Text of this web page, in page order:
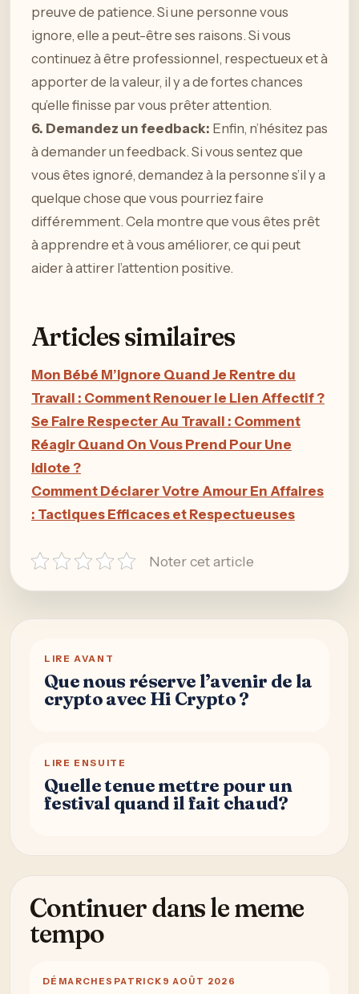
preuve de patience. Si une personne vous
ignore, elle a peut-être ses raisons. Si vous
continuez à être professionnel, respectueux et à
apporter de la valeur, il y a de fortes chances
qu’elle finisse par vous prêter attention.
6. Demandez un feedback: Enfin, n’hésitez pas
à demander un feedback. Si vous sentez que
vous êtes ignoré, demandez à la personne s’il y a
quelque chose que vous pourriez faire
différemment. Cela montre que vous êtes prêt
à apprendre et à vous améliorer, ce qui peut
aider à attirer l’attention positive.
Articles similaires
Mon Bébé M’Ignore Quand Je Rentre du
Travail : Comment Renouer le Lien Affectif ?
Se Faire Respecter Au Travail : Comment
Réagir Quand On Vous Prend Pour Une
Idiote ?
Comment Déclarer Votre Amour En Affaires
: Tactiques Efficaces et Respectueuses
Noter cet article
LIRE AVANT
Que nous réserve l’avenir de la
crypto avec Hi Crypto ?
LIRE ENSUITE
Quelle tenue mettre pour un
festival quand il fait chaud?
Continuer dans le meme
tempo
DÉMARCHES PATRICK 9 AOÛT 2026